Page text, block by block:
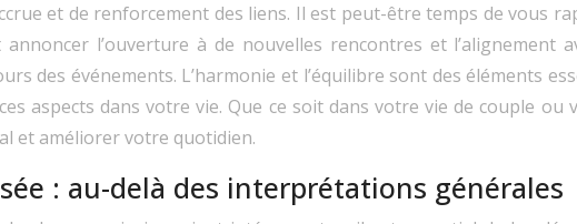
et de renforcement des liens. Il est peut-être temps de vous
annoncer l’ouverture à de nouvelles rencontres et
des événements. L’harmonie et l’équilibre sont des éléments
aspects dans votre vie. Que ce soit dans votre vie de couple
et améliorer votre quotidien.
: au-delà des interprétations générales